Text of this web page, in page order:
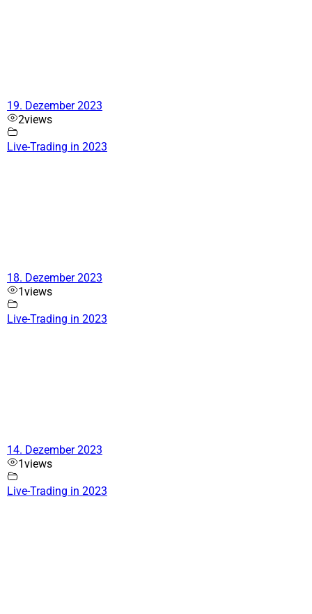
19. Dezember 2023
2views
Live-Trading in 2023
18. Dezember 2023
1views
Live-Trading in 2023
14. Dezember 2023
1views
Live-Trading in 2023